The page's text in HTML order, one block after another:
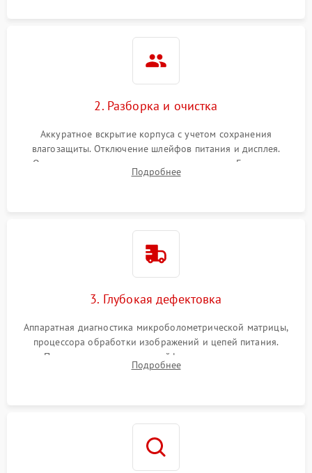
2. Разборка и очистка
Аккуратное вскрытие корпуса с учетом сохранения
влагозащиты. Отключение шлейфов питания и дисплея.
Очистка внутренних плат от окислов и пыли. Бережная
обработка германиевого объектива специализированными
Подробнее
3. Глубокая дефектовка
Аппаратная диагностика микроболометрической матрицы,
процессора обработки изображений и цепей питания.
Проверка целостности шлейфов, модуля памяти и
интерфейсов связи. Выявление сгоревших SMD-компонентов
Подробнее